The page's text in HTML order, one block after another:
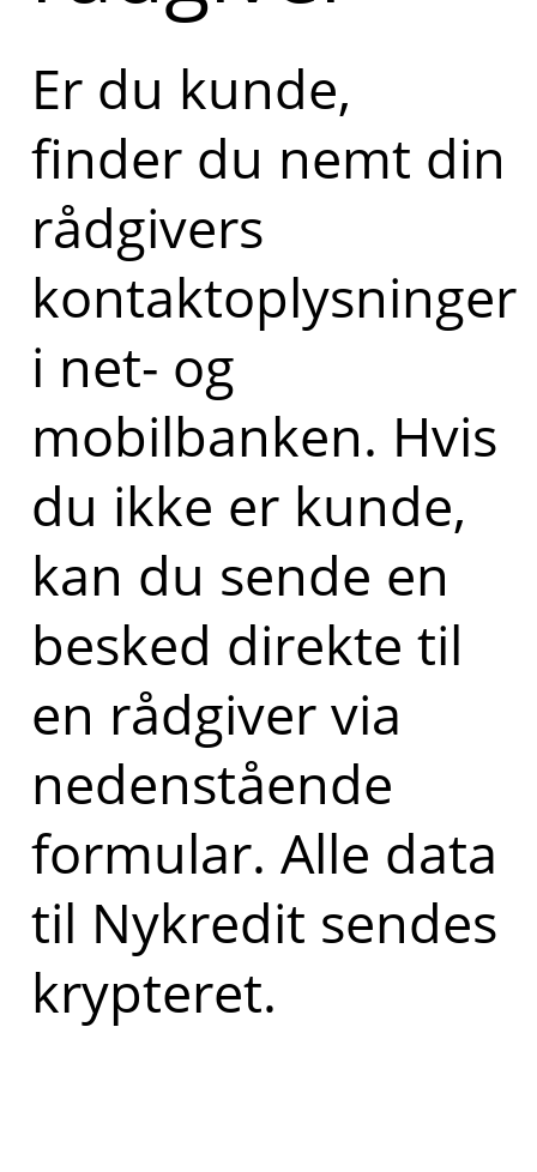
Er du kunde,
finder du nemt din
rådgivers
kontaktoplysninger
i net- og
mobilbanken. Hvis
du ikke er kunde,
kan du sende en
besked direkte til
en rådgiver via
nedenstående
formular. Alle data
til Nykredit sendes
krypteret.